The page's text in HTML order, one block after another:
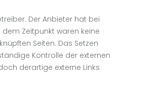
Der Anbieter hat bei
Zeitpunkt waren keine
Seiten. Das Setzen
Kontrolle der externen
derartige externe Links